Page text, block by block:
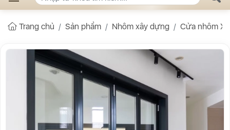
Trang chủ Sản phẩm Nhôm xây dựng Cửa nhôm